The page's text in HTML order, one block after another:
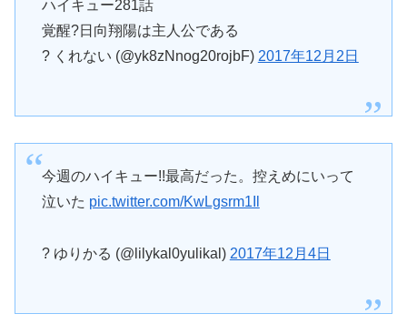
ハイキュー281話
覚醒?日向翔陽は主人公である
? くれない (@yk8zNnog20rojbF) 2017年12月2日
今週のハイキュー!!最高だった。控えめにいって
泣いた pic.twitter.com/KwLgsrm1Il
? ゆりかる (@lilykal0yulikal) 2017年12月4日